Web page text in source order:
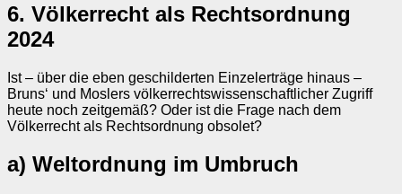
6. Völkerrecht als Rechtsordnung
2024
Ist – über die eben geschilderten Einzelerträge hinaus –
Bruns‘ und Moslers völkerrechtswissenschaftlicher Zugriff
heute noch zeitgemäß? Oder ist die Frage nach dem
Völkerrecht als Rechtsordnung obsolet?
a) Weltordnung im Umbruch